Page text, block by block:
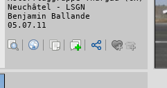
Neuchâtel - LSGN
Benjamin Ballande
05.07.11